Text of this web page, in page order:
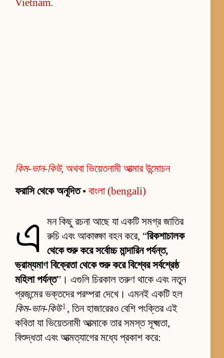
কিম-ভান-কিউ, অথবা ভিয়েতনামী আত্মার উন্মোচন
ফরাসি থেকে অনূদিত• বাংলা (bengali)
এ
মন কিছু রচনা আছে যা একটি সমগ্র জাতির
রুচি এবং আকাঙ্ক্ষা বহন করে, “রিকশাচালক
থেকে শুরু করে সর্বোচ্চ মান্দারিন পর্যন্ত,
ভ্রাম্যমাণ বিক্রেতা থেকে শুরু করে বিশ্বের সর্বশ্রেষ্ঠ
মহিলা পর্যন্ত”। এগুলি চিরকাল তরুণ থাকে এবং নতুন
প্রজন্মের ভক্তদের পরম্পরা দেখে। এমনই একটি হল
কিম-ভান-কিউ1 , তিন হাজারেরও বেশি পংক্তির এই
কবিতা যা ভিয়েতনামী আত্মাকে তার সমস্ত সূক্ষ্মতা,
বিশুদ্ধতা এবং আত্মত্যাগের মধ্যে প্রকাশ করে: